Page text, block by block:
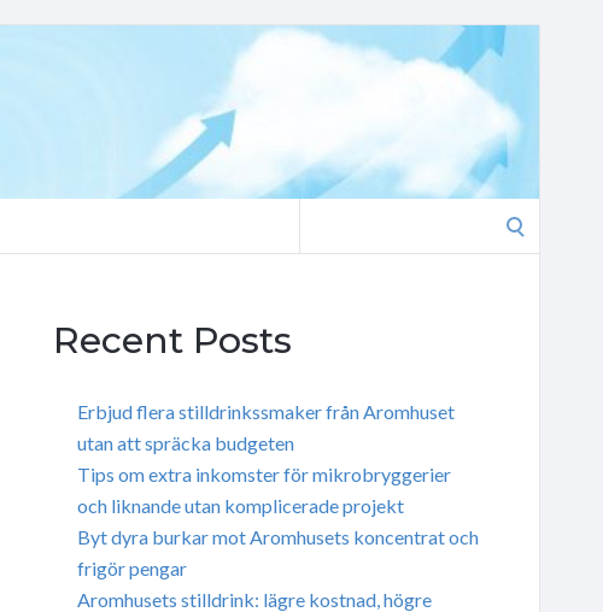
Recent Posts
Erbjud flera stilldrinkssmaker från Aromhuset
utan att spräcka budgeten
Tips om extra inkomster för mikrobryggerier
och liknande utan komplicerade projekt
Byt dyra burkar mot Aromhusets koncentrat och
frigör pengar
Aromhusets stilldrink: lägre kostnad, högre